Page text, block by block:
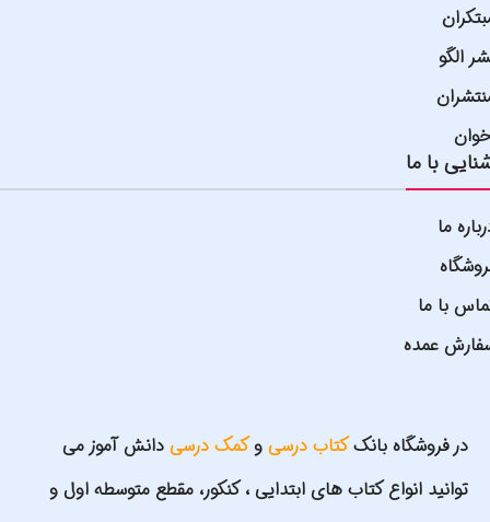
الگو
با ما
ما
با ما
عمده
در فروشگاه بانککتاب درسی وکمک درسی دانش آموز می
توانید انواع کتاب های ابتدایی ، کنکور، مقطع متوسطه اول و